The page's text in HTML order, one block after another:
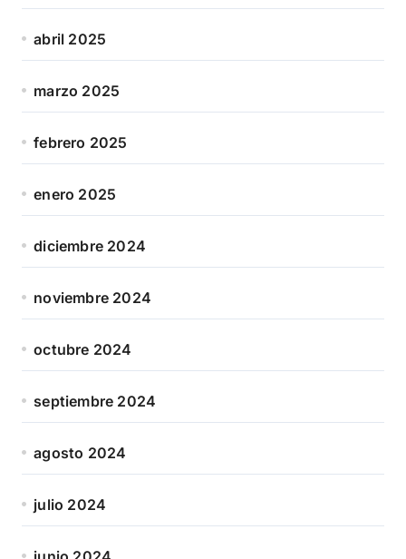
abril 2025
marzo 2025
febrero 2025
enero 2025
diciembre 2024
noviembre 2024
octubre 2024
septiembre 2024
agosto 2024
julio 2024